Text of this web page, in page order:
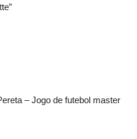
– Jogo de futebol master